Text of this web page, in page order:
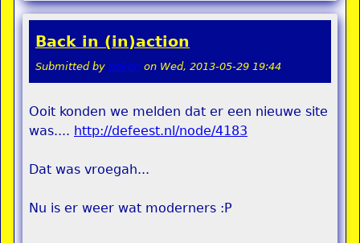
Back in (in)action
Submitted by pokon on Wed, 2013-05-29 19:44
Ooit konden we melden dat er een nieuwe site
was.... http://defeest.nl/node/4183
Dat was vroegah...
Nu is er weer wat moderners :P